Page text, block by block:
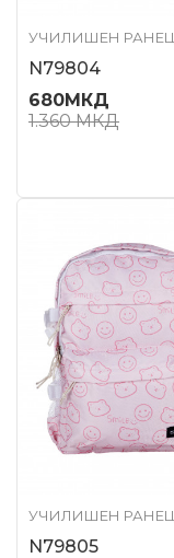
УЧИЛИШЕН РАНЕЦ
N79804
680МКД
1.360МКД
УЧИЛИШЕН РАНЕЦ
N79805